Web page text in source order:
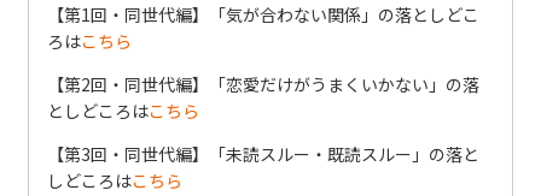
【第1回・同世代編】「気が合わない関係」の落としどこ
ろはこちら
【第2回・同世代編】「恋愛だけがうまくいかない」の落
としどころはこちら
【第3回・同世代編】「未読スルー・既読スルー」の落と
しどころはこちら